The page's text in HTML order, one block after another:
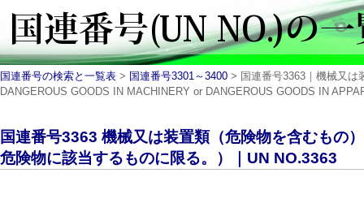
国連番号の検索と一覧表 > 国連番号3301～3400 > 国連番号3363｜機械又は
DANGEROUS GOODS IN MACHINERY or DANGEROUS GOODS IN
国連番号3363 機械又は装置類（危険物を含むもの
危険物に該当するものに限る。）｜UN NO.3363